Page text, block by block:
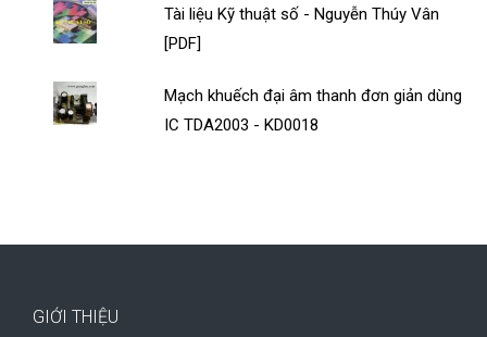
Tài liệu Kỹ thuật số - Nguyễn Thúy Vân
[PDF]
Mạch khuếch đại âm thanh đơn giản dùng
IC TDA2003 - KD0018
GIỚI THIỆU